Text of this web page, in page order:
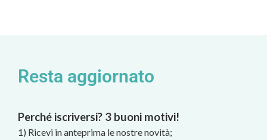
Resta aggiornato
Perché iscriversi? 3 buoni motivi!
1) Ricevi in anteprima le nostre novità;